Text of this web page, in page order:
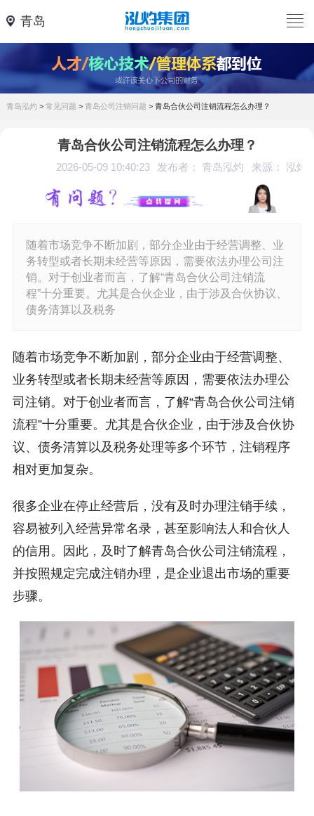
青岛
青岛泓灼 > 常见问题 > 青岛公司注销问题 > 青岛合伙公司注销流程怎么办理？
青岛合伙公司注销流程怎么办理？
2026-05-09 10:40:23 发布者： 青岛泓灼 来源： 泓灼
随着市场竞争不断加剧，部分企业由于经营调整、业
务转型或者长期未经营等原因，需要依法办理公司注
销。对于创业者而言，了解“青岛合伙公司注销流
程”十分重要。尤其是合伙企业，由于涉及合伙协议、
债务清算以及税务
随着市场竞争不断加剧，部分企业由于经营调整、
业务转型或者长期未经营等原因，需要依法办理公
司注销。对于创业者而言，了解“青岛合伙公司注销
流程”十分重要。尤其是合伙企业，由于涉及合伙协
议、债务清算以及税务处理等多个环节，注销程序
相对更加复杂。
很多企业在停止经营后，没有及时办理注销手续，
容易被列入经营异常名录，甚至影响法人和合伙人
的信用。因此，及时了解青岛合伙公司注销流程，
并按照规定完成注销办理，是企业退出市场的重要
步骤。